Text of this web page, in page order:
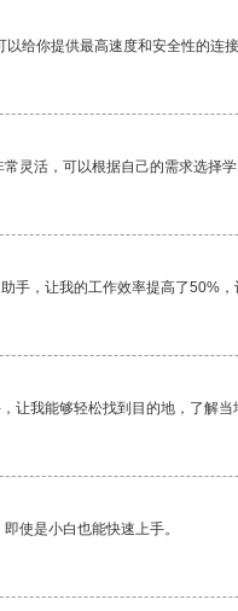
给你提供最高速度和安全性的连接
灵活，可以根据自己的需求选择
手，让我的工作效率提高了50%，
让我能够轻松找到目的地，了解当
使是小白也能快速上手。